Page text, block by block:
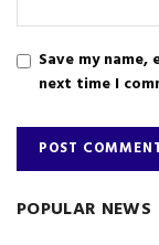
Save my
next time I
POPULAR NEWS